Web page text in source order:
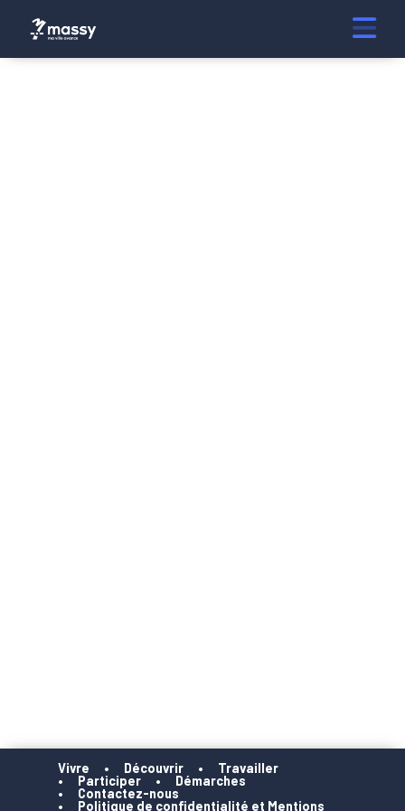
Vivre Découvrir
Travailler
Participer
Démarches
Contactez-nous
Politique de confidentialité et Mentions